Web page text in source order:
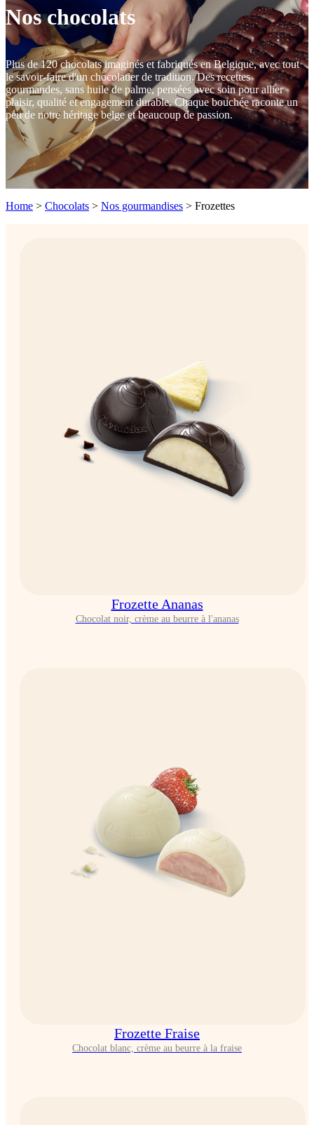
Nos chocolats
Plus de 120 chocolats imaginés et fabriqués en Belgique, avec tout
le savoir-faire d'un chocolatier de tradition. Des recettes
gourmandes, sans huile de palme, pensées avec soin pour allier
plaisir, qualité et engagement durable. Chaque bouchée raconte un
peu de notre héritage belge et beaucoup de passion.
Home > Chocolats > Nos gourmandises > Frozettes
Frozette Ananas
Chocolat noir, crème au beurre à l'ananas
Frozette Fraise
Chocolat blanc, crème au beurre à la fraise